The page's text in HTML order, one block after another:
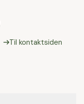
Til kontaktsiden